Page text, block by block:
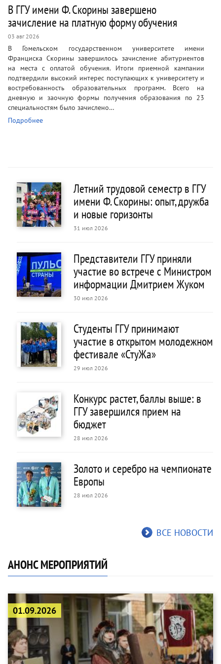
В ГГУ имени Ф. Скорины завершено
зачисление на платную форму обучения
03 авг 2026
В Гомельском государственном университете имени
Франциска Скорины завершилось зачисление абитуриентов
на места с оплатой обучения. Итоги приемной кампании
подтвердили высокий интерес поступающих к университету и
востребованность образовательных программ. Всего на
дневную и заочную формы получения образования по 23
специальностям было зачислено…
Подробнее
Летний трудовой семестр в ГГУ
имени Ф. Скорины: опыт, дружба
и новые горизонты
31 июл 2026
Представители ГГУ приняли
участие во встрече с Министром
информации Дмитрием Жуком
30 июл 2026
Студенты ГГУ принимают
участие в открытом молодежном
фестивале «СтуЖа»
29 июл 2026
Конкурс растет, баллы выше: в
ГГУ завершился прием на
бюджет
28 июл 2026
Золото и серебро на чемпионате
Европы
28 июл 2026
ВСЕ НОВОСТИ
АНОНС МЕРОПРИЯТИЙ
01.09.2026